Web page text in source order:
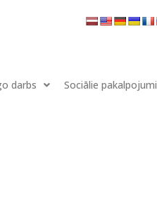
darbs Sociālie pakalpojumi